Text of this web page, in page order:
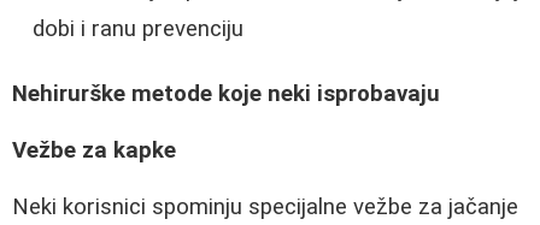
dobi i ranu prevenciju
Nehirurške metode koje neki isprobavaju
Vežbe za kapke
Neki korisnici spominju specijalne vežbe za jačanje